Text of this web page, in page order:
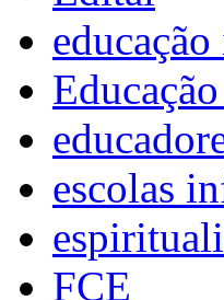
escolas
FCE